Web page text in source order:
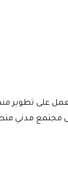
على تطوير
مجتمع مدني